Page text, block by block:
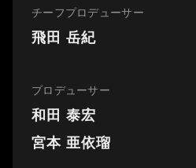
チーフプロデューサー
飛田 岳紀
プロデューサー
和田 泰宏
宮本 亜依瑠